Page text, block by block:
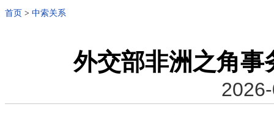
首页 > 中索关系
外交部非洲之角事